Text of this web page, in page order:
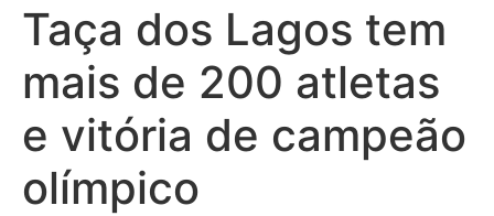
Taça dos Lagos tem
mais de 200 atletas
e vitória de campeão
olímpico